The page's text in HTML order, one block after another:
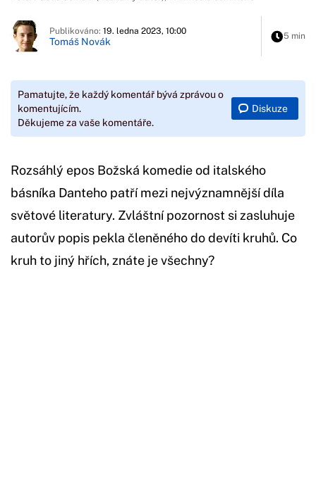
Publikováno: 19. ledna 2023, 10:00
Tomáš Novák 5 min
Pamatujte, že každý komentář bývá zprávou o
komentujícím.
Děkujeme za vaše komentáře.
Diskuze
Rozsáhlý epos Božská komedie od italského
básníka Danteho patří mezi nejvýznamnější díla
světové literatury. Zvláštní pozornost si zasluhuje
autorův popis pekla členěného do devíti kruhů. Co
kruh to jiný hřích, znáte je všechny?